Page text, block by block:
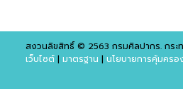
สงวนลิขสิทธิ์ © 2563 กรมศิลปากร. กร
เว็บไซต์| มาตรฐาน | นโยบายการคุ้มคร